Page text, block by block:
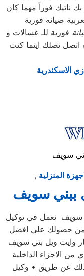
ناتيك فوراً مهما كان
فورية للـ غسالات و
اتصل نصلك اينما كنت
الاسكندرية
سويف
, المنزلية
ببني سويف
سويف نعمل في توكيل
من حصولك علي افضل
وايت ويل بني سويف
من الاجزاء الداخلية
عن طريق • وكيل